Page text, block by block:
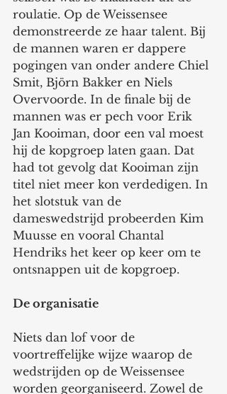
roulatie. Op de Weissensee
demonstreerde ze haar talent. Bij
de mannen waren er dappere
pogingen van onder andere Chiel
Smit, Björn Bakker en Niels
Overvoorde. In de finale bij de
mannen was er pech voor Erik
Jan Kooiman, door een val moest
hij de kopgroep laten gaan. Dat
had tot gevolg dat Kooiman zijn
titel niet meer kon verdedigen. In
het slotstuk van de
dameswedstrijd probeerden Kim
Muusse en vooral Chantal
Hendriks het keer op keer om te
ontsnappen uit de kopgroep.
De organisatie
Niets dan lof voor de
voortreffelijke wijze waarop de
wedstrijden op de Weissensee
worden georganiseerd. Zowel de